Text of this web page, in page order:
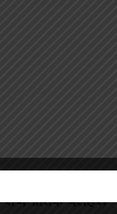
राजनीतिक दलहरू